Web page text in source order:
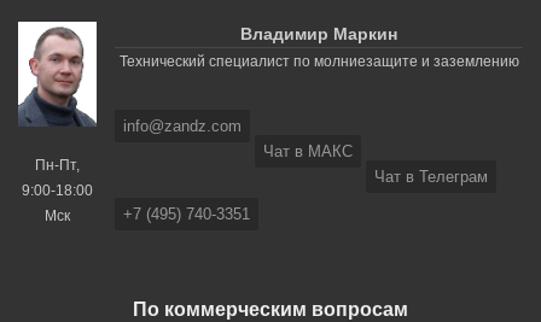
Пн-Пт,
9:00-18:00
Мск
Владимир Маркин
Технический специалист по молниезащите и заземлению
info@zandz.com
Чат в МАКС
Чат в Телеграм
+7 (495) 740-3351
По коммерческим вопросам